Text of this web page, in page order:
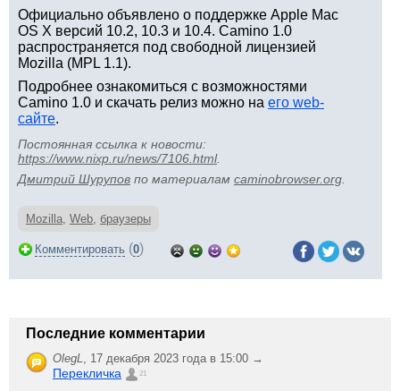
Официально объявлено о поддержке Apple Mac
OS X версий 10.2, 10.3 и 10.4. Camino 1.0
распространяется под свободной лицензией
Mozilla (MPL 1.1).
Подробнее ознакомиться с возможностями
Camino 1.0 и скачать релиз можно на его web-
сайте.
Постоянная ссылка к новости:
https://www.nixp.ru/news/7106.html.
Дмитрий Шурупов по материалам caminobrowser.org
Mozilla, Web, браузеры
Комментировать (0)
Последние комментарии
OlegL, 17 декабря 2023 года в 15:00 →
Перекличка 21